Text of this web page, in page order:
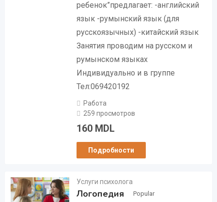
ребенок”предлагает: -английский
язык -румынский язык (для
русскоязычных) -китайский язык
Занятия проводим на русском и
румынском языках
Индивидуально и в группе
Тел:069420192
Работа
259 просмотров
160 MDL
Подробности
Услуги психолога
Логопедия Popular